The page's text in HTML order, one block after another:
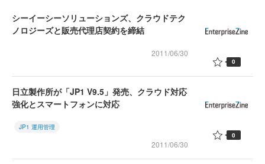
シーイーシーソリューションズ、クラウドテク
ノロジーズと販売代理店契約を締結
2011/06/30
0
日立製作所が「JP1 V9.5」発売、クラウド対応
強化とスマートフォンに対応
JP1 運用管理
2011/06/30
0